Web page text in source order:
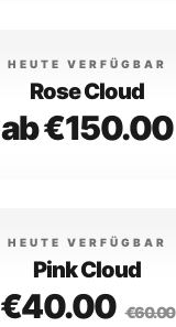
HEUTE VERFÜGBAR
Rose Cloud
ab€150.00
HEUTE VERFÜGBAR
Pink Cloud
€40.00 €60.00